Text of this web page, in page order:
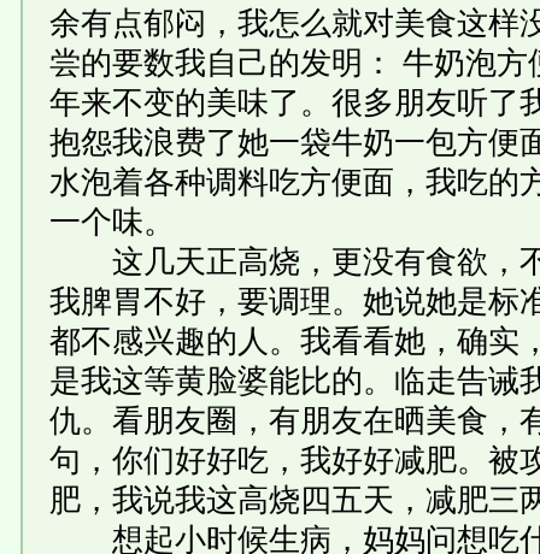
余有点郁闷，我怎么就对美食这样
尝的要数我自己的发明： 牛奶泡
年来不变的美味了。很多朋友听了
抱怨我浪费了她一袋牛奶一包方便
水泡着各种调料吃方便面，我吃的
一个味。
这几天正高烧，更没有食欲，
我脾胃不好，要调理。她说她是标
都不感兴趣的人。我看看她，确实
是我这等黄脸婆能比的。临走告诫
仇。看朋友圈，有朋友在晒美食，
句，你们好好吃，我好好减肥。被
肥，我说我这高烧四五天，减肥三
想起小时候生病，妈妈问想吃